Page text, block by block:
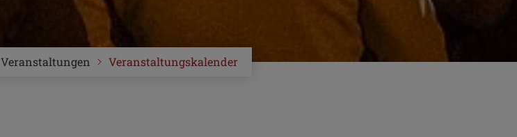
Veranstaltungskalender
Veranstaltungen